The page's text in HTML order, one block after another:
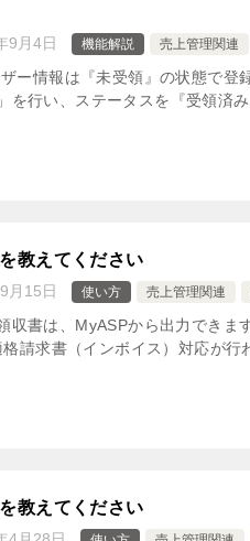
9月4日 機能解説 売上管理関連
ー情報は『未受領』の状態で
を行い、ステータスを『受領済
教えてください
月15日 使い方 売上管理関連
収書は、MyASPから出力でき
請求書（インボイス）対応が
教えてください